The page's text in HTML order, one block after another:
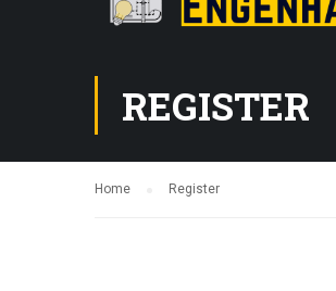
REGISTER
Home Register